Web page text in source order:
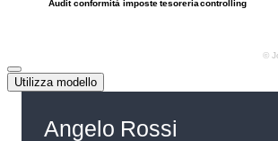
Utilizza modello